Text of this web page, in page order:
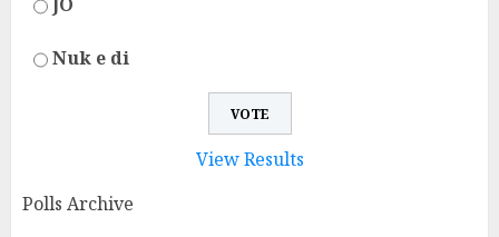
Nuk e di
View Results
Polls Archive